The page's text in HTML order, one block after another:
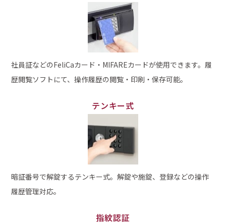
社員証などのFeliCaカード・MIFAREカードが使用できます。履
歴閲覧ソフトにて、操作履歴の閲覧・印刷・保存可能。
暗証番号で解錠するテンキー式。解錠や施錠、登録などの操作
履歴管理対応。
テンキー式
指紋認証